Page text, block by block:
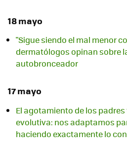
18 mayo
"Sigue siendo el mal menor
dermatólogos opinan sobre
autobronceador
17 mayo
El agotamiento de los
evolutiva: nos adaptamos
haciendo exactamente lo